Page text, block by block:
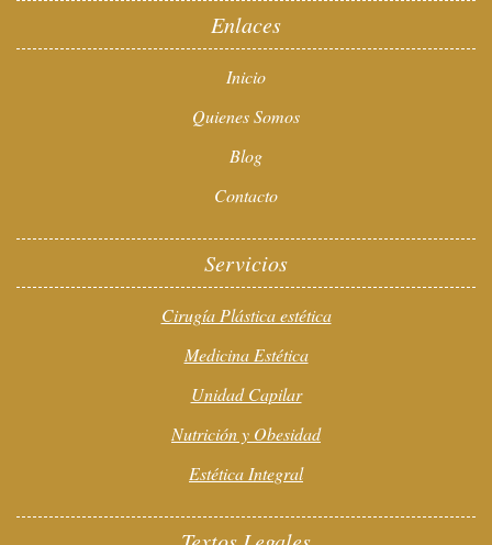
Enlaces
Inicio
Quienes Somos
Blog
Contacto
Servicios
Cirugía Plástica estética
Medicina Estética
Unidad Capilar
Nutrición y Obesidad
Estética Integral